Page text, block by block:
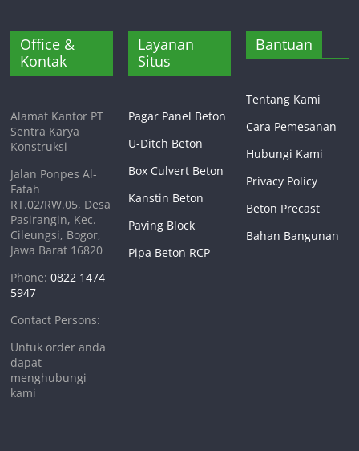
Office &
Kontak
Alamat Kantor PT
Sentra Karya
Konstruksi
Jalan Ponpes Al-
Fatah
RT.02/RW.05, Desa
Pasirangin, Kec.
Cileungsi, Bogor,
Jawa Barat 16820
Phone:0822 1474
5947
Contact Persons:
Untuk order anda
dapat
menghubungi
kami
Layanan
Situs
Pagar Panel Beton
U-Ditch Beton
Box Culvert Beton
Kanstin Beton
Paving Block
Pipa Beton RCP
Bantuan
Tentang Kami
Cara Pemesanan
Hubungi Kami
Privacy Policy
Beton Precast
Bahan Bangunan